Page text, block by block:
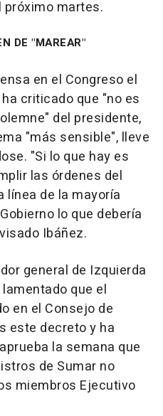
martes.
DE "MAREAR"
en el Congreso el
criticado que "no es
del presidente,
"más sensible", lleve
"Si lo que hay es
las órdenes del
línea de la mayoría
lo que debería
Ibáñez.
general de Izquierda
que el
en el Consejo de
este decreto y ha
la semana que
de Sumar no
miembros Ejecutivo